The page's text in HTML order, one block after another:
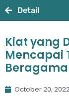
Detail
Kiat yang
Mencapai
Beragama
October 20,